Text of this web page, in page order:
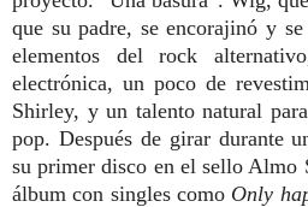
que su padre, se encorajinó y
elementos del rock
electrónica, un poco de
Shirley, y un talento natural
pop. Después de girar durante
su primer disco en el sello Almo
álbum con singles como Only